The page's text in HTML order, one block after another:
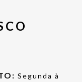
Segunda à